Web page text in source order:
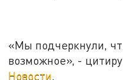
«Мы подчеркнули,
возможное», -
Новости.